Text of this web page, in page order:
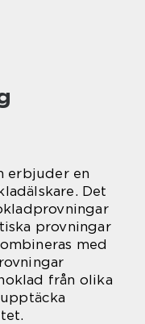
erbjuder en
Det
provningar
med
från olika